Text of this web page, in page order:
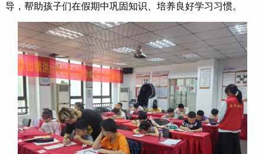
导，帮助孩子们在假期中巩固知识、培养良好学习习惯。